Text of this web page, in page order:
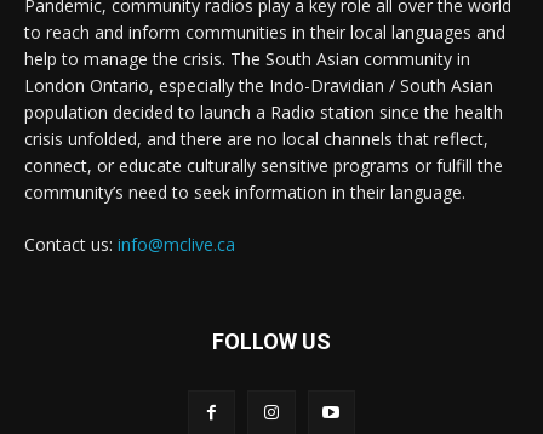
Pandemic, community radios play a key role all over the world
to reach and inform communities in their local languages and
help to manage the crisis. The South Asian community in
London Ontario, especially the Indo-Dravidian / South Asian
population decided to launch a Radio station since the health
crisis unfolded, and there are no local channels that reflect,
connect, or educate culturally sensitive programs or fulfill the
community’s need to seek information in their language.
Contact us: info@mclive.ca
FOLLOW US